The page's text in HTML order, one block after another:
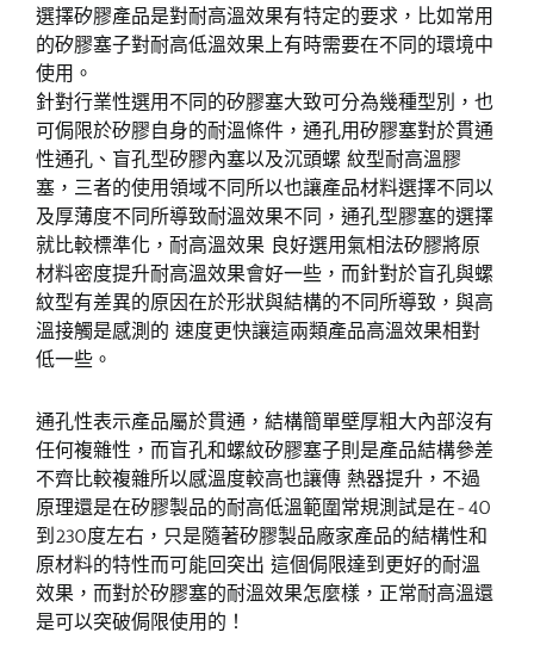
選擇矽膠產品是對耐高溫效果有特定的要求，比如常用
的矽膠塞子對耐高低溫效果上有時需要在不同的環境中
使用。
針對行業性選用不同的矽膠塞大致可分為幾種型別，也
可侷限於矽膠自身的耐溫條件，通孔用矽膠塞對於貫通
性通孔、盲孔型矽膠內塞以及沉頭螺 紋型耐高溫膠
塞，三者的使用領域不同所以也讓產品材料選擇不同以
及厚薄度不同所導致耐溫效果不同，通孔型膠塞的選擇
就比較標準化，耐高溫效果 良好選用氣相法矽膠將原
材料密度提升耐高溫效果會好一些，而針對於盲孔與螺
紋型有差異的原因在於形狀與結構的不同所導致，與高
溫接觸是感測的 速度更快讓這兩類產品高溫效果相對
低一些。
通孔性表示產品屬於貫通，結構簡單壁厚粗大內部沒有
任何複雜性，而盲孔和螺紋矽膠塞子則是產品結構參差
不齊比較複雜所以感溫度較高也讓傳 熱器提升，不過
原理還是在矽膠製品的耐高低溫範圍常規測試是在-40
到230度左右，只是隨著矽膠製品廠家產品的結構性和
原材料的特性而可能回突出 這個侷限達到更好的耐溫
效果，而對於矽膠塞的耐溫效果怎麼樣，正常耐高溫還
是可以突破侷限使用的！